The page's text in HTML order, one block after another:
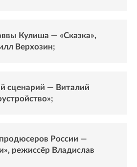
Кулиша — «Сказка»,
Верхозин;
сценарий — Виталий
России —
режиссёр Владислав